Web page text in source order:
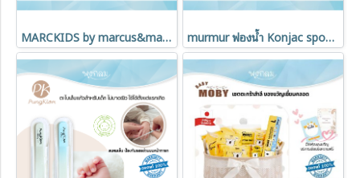
MARCKIDS by marcus&marcus หูฟังเด็ก แบบบลูทูธ ProtectedSound จำกัดเสียง 85dB ปลอดภัย มีไมค์ murmur ฟองน้ำ Konjac sponge